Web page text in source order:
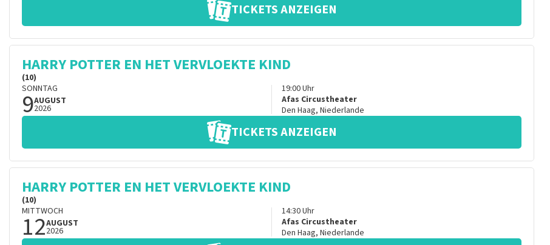
TICKETS ANZEIGEN
HARRY POTTER EN HET VERVLOEKTE KIND
(10)
SONNTAG
9AUGUST
2026
19:00Uhr
Afas Circustheater
Den Haag, Niederlande
TICKETS ANZEIGEN
HARRY POTTER EN HET VERVLOEKTE KIND
(10)
MITTWOCH
12AUGUST
2026
14:30Uhr
Afas Circustheater
Den Haag, Niederlande